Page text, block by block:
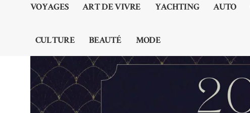
VOYAGES ART DE VIVRE YACHTING AUTO
CULTURE BEAUTÉ MODE